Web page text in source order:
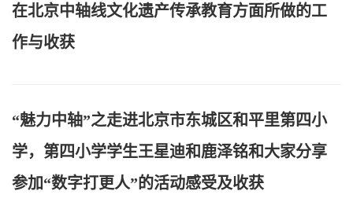
在北京中轴线文化遗产传承教育方面所做的工
作与收获
“魅力中轴”之走进北京市东城区和平里第四小
学，第四小学学生王星迪和鹿泽铭和大家分享
参加“数字打更人”的活动感受及收获